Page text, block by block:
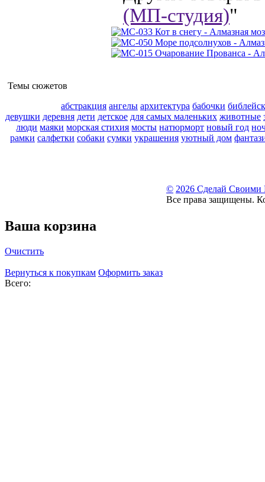
(МП-студия)"
Темы сюжетов
абстракция ангелы архитектура бабочки
девушки деревня дети детское для самых маленьких животные
люди маяки морская стихия мосты натюрморт новый год
рамки салфетки собаки сумки украшения уютный дом
© 2026 Сделай Своими
Все права защищены.
Ваша корзина
Очистить
Вернуться к покупкам Оформить заказ
Всего: